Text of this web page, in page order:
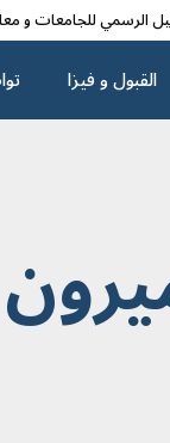
الرسمي للجامعات و معاهد
القبول و فیزا